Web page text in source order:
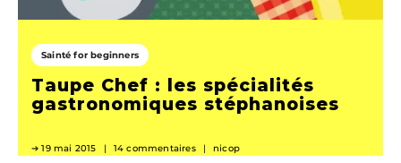
Sainté for beginners
Taupe Chef : les spécialités
gastronomiques stéphanoises
19 mai 2015 14 commentaires nicop